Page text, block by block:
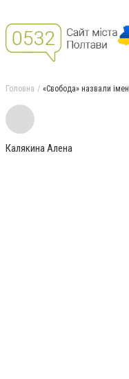
Головна «Свобода» назвали
Калякина Алена